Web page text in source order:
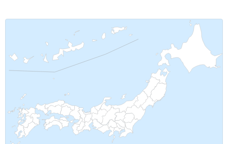
タイ
マカオ
フランス イギリス
アラブ首長国連邦 カタール バチカン